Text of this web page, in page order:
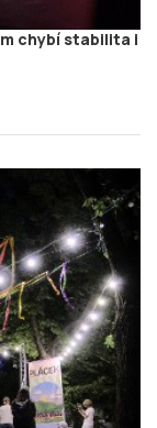
chybí stabilita i